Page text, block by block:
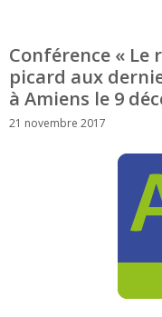
Conférence «
picard aux
à Amiens le 9
21 novembre 2017